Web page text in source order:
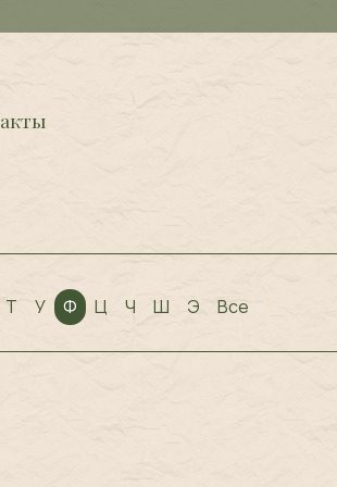
Т У Ф Ц Ч Ш Э Все